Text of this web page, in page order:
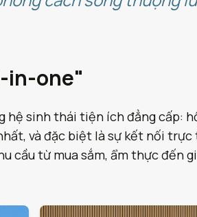
in-one"
hệ sinh thái tiện ích đẳng cấp:
và đặc biệt là sự kết nối
cầu từ mua sắm, ẩm thực đến